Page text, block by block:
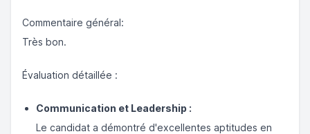
Commentaire général:
Très bon.
Évaluation détaillée :
Communication et Leadership :
Le candidat a démontré d'excellentes aptitudes en